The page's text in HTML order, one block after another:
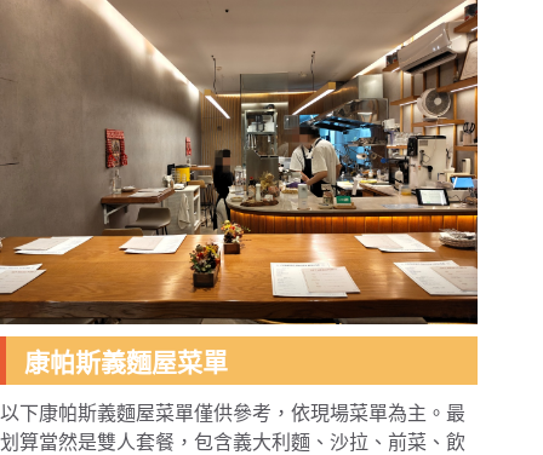
康帕斯義麵屋菜單
以下康帕斯義麵屋菜單僅供參考，依現場菜單為主。最
划算當然是雙人套餐，包含義大利麵、沙拉、前菜、飲